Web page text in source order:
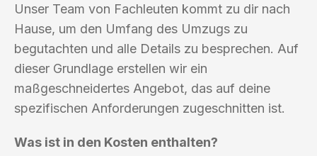
Unser Team von Fachleuten kommt zu dir nach
Hause, um den Umfang des Umzugs zu
begutachten und alle Details zu besprechen. Auf
dieser Grundlage erstellen wir ein
maßgeschneidertes Angebot, das auf deine
spezifischen Anforderungen zugeschnitten ist.
Was ist in den Kosten enthalten?